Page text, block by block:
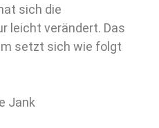
sich die
leicht verändert. Das
setzt sich wie folgt
Jank